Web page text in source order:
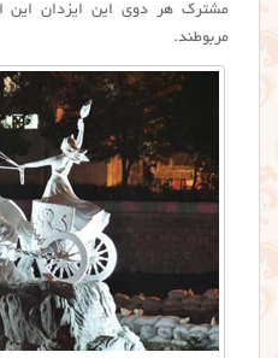
مشترک هر دوی این ایزدان
مربوطند.